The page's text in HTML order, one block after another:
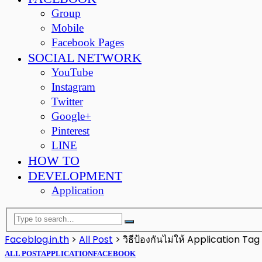
Group
Mobile
Facebook Pages
SOCIAL NETWORK
YouTube
Instagram
Twitter
Google+
Pinterest
LINE
HOW TO
DEVELOPMENT
Application
Faceblog.in.th > All Post > วิธีป้องกันไม่ให้ Application
ALL POSTAPPLICATIONFACEBOOK